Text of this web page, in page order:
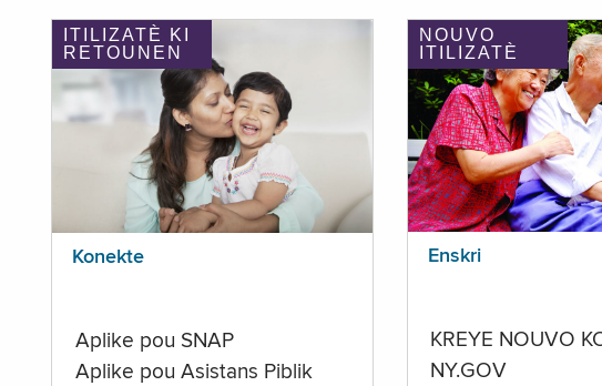
ITILIZATÈ KI
RETOUNEN
Konekte
Aplike pou SNAP
Aplike pou Asistans Piblik
NOUVO
ITILIZATÈ
Enskri
KREYE NOUVO
NY.GOV